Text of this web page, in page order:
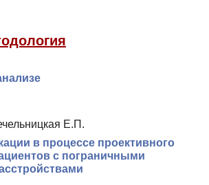
Е.П.
в процессе проективного
с пограничными